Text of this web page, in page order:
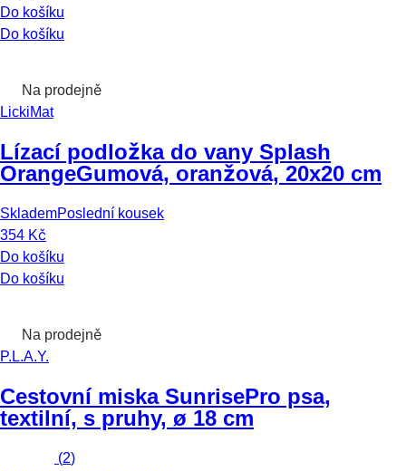
Do košíku
Do košíku
Na prodejně
LickiMat
Lízací podložka do vany Splash
OrangeGumová, oranžová, 20x20 cm
SklademPoslední kousek
354 Kč
Do košíku
Do košíku
Na prodejně
P.L.A.Y.
Cestovní miska SunrisePro psa,
textilní, s pruhy, ø 18 cm
(2)